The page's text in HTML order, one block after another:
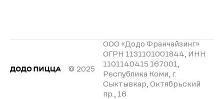
© 2025
ООО «Додо Франчайзинг»
ОГРН 1131101001844, ИНН
1101140415 167001,
Республика Коми, г.
Сыктывкар, Октябрьский
пр., 16